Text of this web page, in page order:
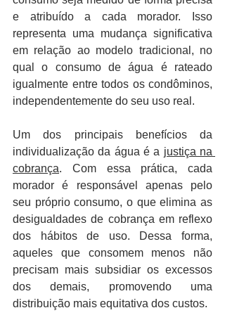
e atribuído a cada morador. Isso
representa uma mudança significativa
em relação ao modelo tradicional, no
qual o consumo de água é rateado
igualmente entre todos os condôminos,
independentemente do seu uso real.
Um dos principais benefícios da
individualização da água é a justiça na
cobrança. Com essa prática, cada
morador é responsável apenas pelo
seu próprio consumo, o que elimina as
desigualdades de cobrança em reflexo
dos hábitos de uso. Dessa forma,
aqueles que consomem menos não
precisam mais subsidiar os excessos
dos demais, promovendo uma
distribuição mais equitativa dos custos.